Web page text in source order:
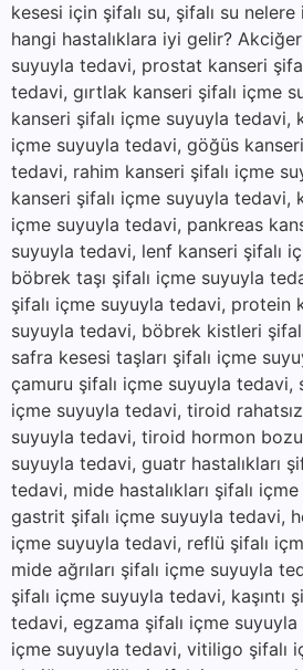
kesesi için şifalı su, şifalı su
hangi hastalıklara iyi gelir?
suyuyla tedavi, prostat kanseri
tedavi, gırtlak kanseri şifalı içme
kanseri şifalı içme suyuyla tedavi,
içme suyuyla tedavi, göğüs
tedavi, rahim kanseri şifalı içme
kanseri şifalı içme suyuyla tedavi,
içme suyuyla tedavi, pankreas
suyuyla tedavi, lenf kanseri şifalı
böbrek taşı şifalı içme suyuyla
şifalı içme suyuyla tedavi, protein
suyuyla tedavi, böbrek kistleri
safra kesesi taşları şifalı içme
çamuru şifalı içme suyuyla tedavi,
içme suyuyla tedavi, tiroid
suyuyla tedavi, tiroid hormon
suyuyla tedavi, guatr hastalıkları
tedavi, mide hastalıkları şifalı
gastrit şifalı içme suyuyla tedavi,
içme suyuyla tedavi, reflü şifalı
mide ağrıları şifalı içme suyuyla
şifalı içme suyuyla tedavi, kaşıntı
tedavi, egzama şifalı içme
içme suyuyla tedavi, vitiligo şifalı